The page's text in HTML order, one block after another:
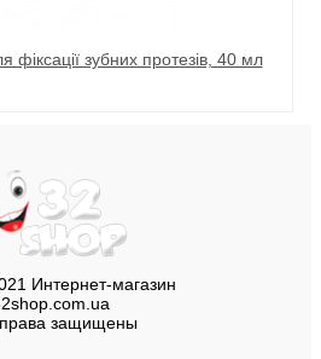
зубних протезів, 40 мл
Интернет-магазин
защищены